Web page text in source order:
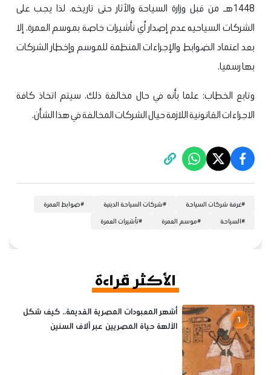
1448هـ من قبل وزارة السياحة والآثار حتى تاريخه، لذا يجب على
الشركات السياحيه عدم إصدار أي تأشيرات خاصة بموسم العمرة، إلا
بعد اعتماد الضوابط والإجراءات المنظمة للموسم وإخطار الشركات
بها رسميا.
وتابع الخطاب: علما بأنه في حال مخالفة ذلك، سيتم اتخاذ كافة
الاجراءات القانونية اللازمة حيال الشركات المخالفة في هذا الشأن.
#غرفة شركات السياحة #شركات السياحة الدينية #ضوابط العمرة
#السياحة #موسم العمرة #تأشيرات العمرة
الأكثر قراءة
1
أشهر المعبودات المصرية القديمة.. كيف شكل
الآلهة حياة المصريين عبر آلاف السنين